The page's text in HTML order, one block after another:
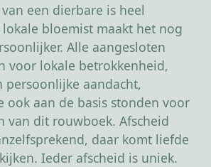
een dierbare is heel
bloemist maakt het nog
Alle aangesloten
voor lokale betrokkenheid,
persoonlijke aandacht,
ook aan de basis stonden voor
van dit rouwboek. Afscheid
daar komt liefde
Ieder afscheid is uniek.